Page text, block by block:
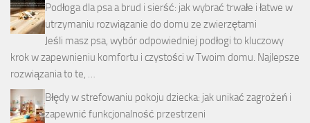
Podłoga dla psa a brud i sierść: jak wybrać trwałe i łatwe w
utrzymaniu rozwiązanie do domu ze zwierzętami
Jeśli masz psa, wybór odpowiedniej podłogi to kluczowy
krok w zapewnieniu komfortu i czystości w Twoim domu. Najlepsze
rozwiązania to te, …
Błędy w strefowaniu pokoju dziecka: jak unikać zagrożeń i
zapewnić funkcjonalność przestrzeni